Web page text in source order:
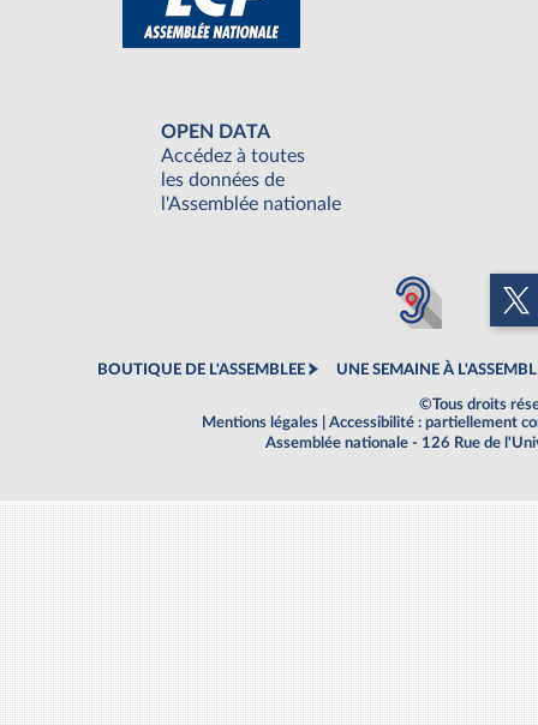
OPEN DATA
Accédez à toutes
les données de
l'Assemblée nationale
BOUTIQUE DE L'ASSEMBLEE UNE SEMAINE À
©Tous droits
Mentions légales
Accessibilité : partiellement
Assemblée nationale - 126 Rue de